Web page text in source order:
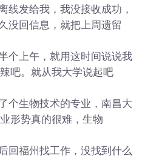
线发给我，我没接收成功，
没回信息，就把上周遗留
个上午，就用这时间说说我
吧。就从我大学说起吧
个生物技术的专业，南昌大
形势真的很难，生物
回福州找工作，没找到什么